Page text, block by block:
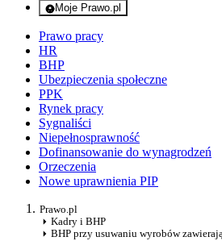
Moje Prawo.pl
- rejestracja i logowanie do
Prawo pracy
HR
BHP
Ubezpieczenia społeczne
PPK
Rynek pracy
Sygnaliści
Niepełnosprawność
Dofinansowanie do wynagrodzeń
Orzeczenia
Nowe uprawnienia PIP
Prawo.pl
Kadry i BHP
BHP przy usuwaniu wyrobów